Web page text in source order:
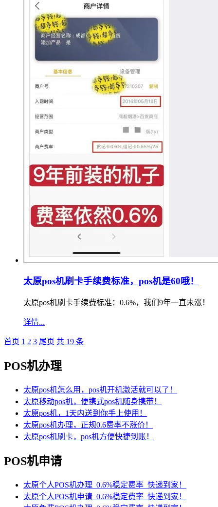
太原pos机刷卡手续费标准，pos机是60哦！
太原pos机刷卡手续费标准：0.6%，我们9年一直未涨！
详情...
首页 1 2 3 尾页 共 19 条
POS机办理
太原pos机怎么用，pos机开机激活就可以了！
太原移动pos机，便携式pos机随身携带！
太原pos机，1天内送到你手上使用！
太原pos机办理，正规0.6费率不涨价！
太原pos机刷卡，pos机方便快捷到账！
POS机申请
太原个人POS机办理_0.6%稳定费率_快递到家！
太原个人POS机申请_0.6%稳定费率_快递到家！